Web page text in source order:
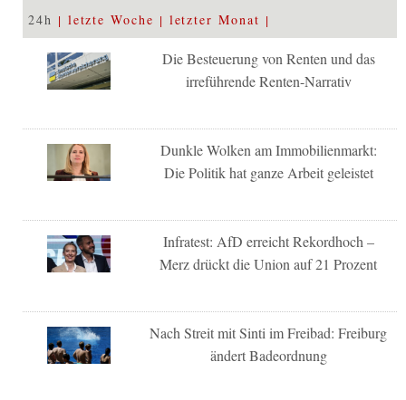
24h letzte Woche letzter Monat
Die Besteuerung von Renten und das
irreführende Renten-Narrativ
Dunkle Wolken am Immobilienmarkt:
Die Politik hat ganze Arbeit geleistet
Infratest: AfD erreicht Rekordhoch –
Merz drückt die Union auf 21 Prozent
Nach Streit mit Sinti im Freibad: Freiburg
ändert Badeordnung